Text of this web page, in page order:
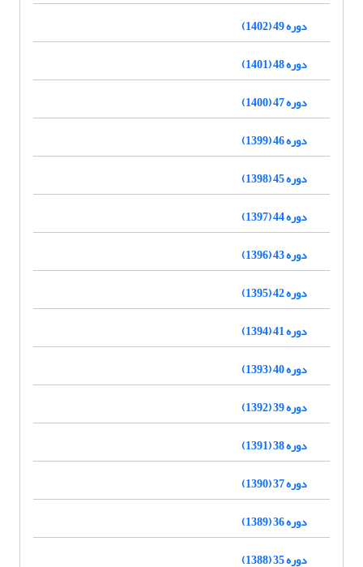
دوره 49 (1402)
دوره 48 (1401)
دوره 47 (1400)
دوره 46 (1399)
دوره 45 (1398)
دوره 44 (1397)
دوره 43 (1396)
دوره 42 (1395)
دوره 41 (1394)
دوره 40 (1393)
دوره 39 (1392)
دوره 38 (1391)
دوره 37 (1390)
دوره 36 (1389)
دوره 35 (1388)